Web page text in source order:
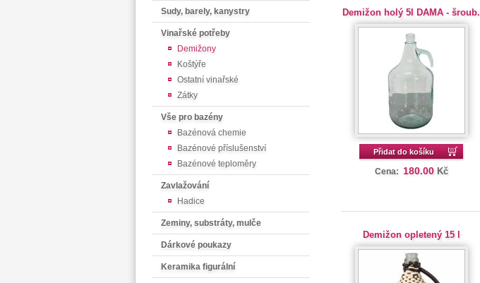
Sudy, barely, kanystry
Vinařské potřeby
Demižony
Koštýře
Ostatní vinařské
Zátky
Vše pro bazény
Bazénová chemie
Bazénové příslušenství
Bazénové teploměry
Zavlažování
Hadice
Zeminy, substráty, mulče
Dárkové poukazy
Keramika figurální
Demižon holý 5l DAMA - šroub.
Přidat do košíku
Cena: 180.00 Kč
Demižon opletený 15 l